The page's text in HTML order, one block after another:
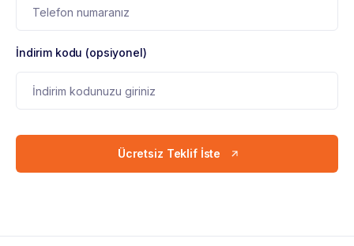
İndirim kodu (opsiyonel)
Ücretsiz Teklif İste